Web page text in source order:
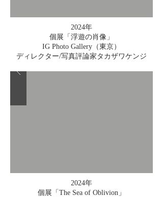
2024年
個展「浮遊の肖像」
IG Photo Gallery（東京）
ディレクター/写真評論家タカザワケンジ
2024年
個展「The Sea of Oblivion」